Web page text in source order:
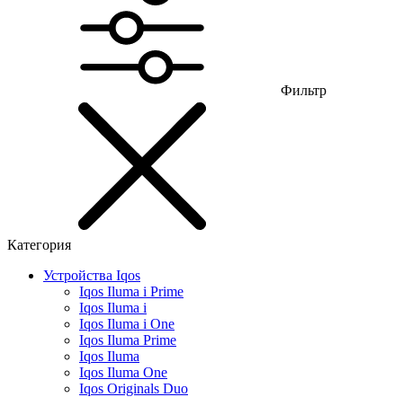
Фильтр
Категория
Устройства Iqos
Iqos Iluma i Prime
Iqos Iluma i
Iqos Iluma i One
Iqos Iluma Prime
Iqos Iluma
Iqos Iluma One
Iqos Originals Duo